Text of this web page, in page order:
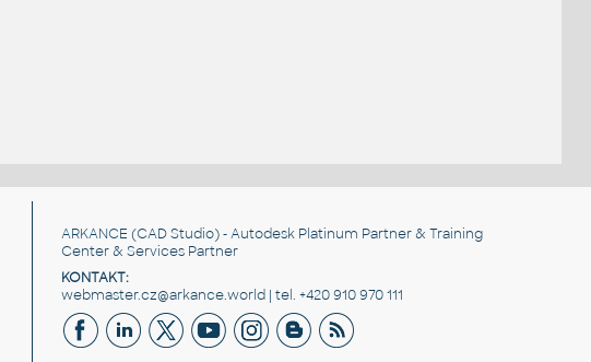
ARKANCE (CAD Studio) - Autodesk Platinum Partner & Training
Center & Services Partner
KONTAKT:
webmaster.cz@arkance.world | tel. +420 910 970 111